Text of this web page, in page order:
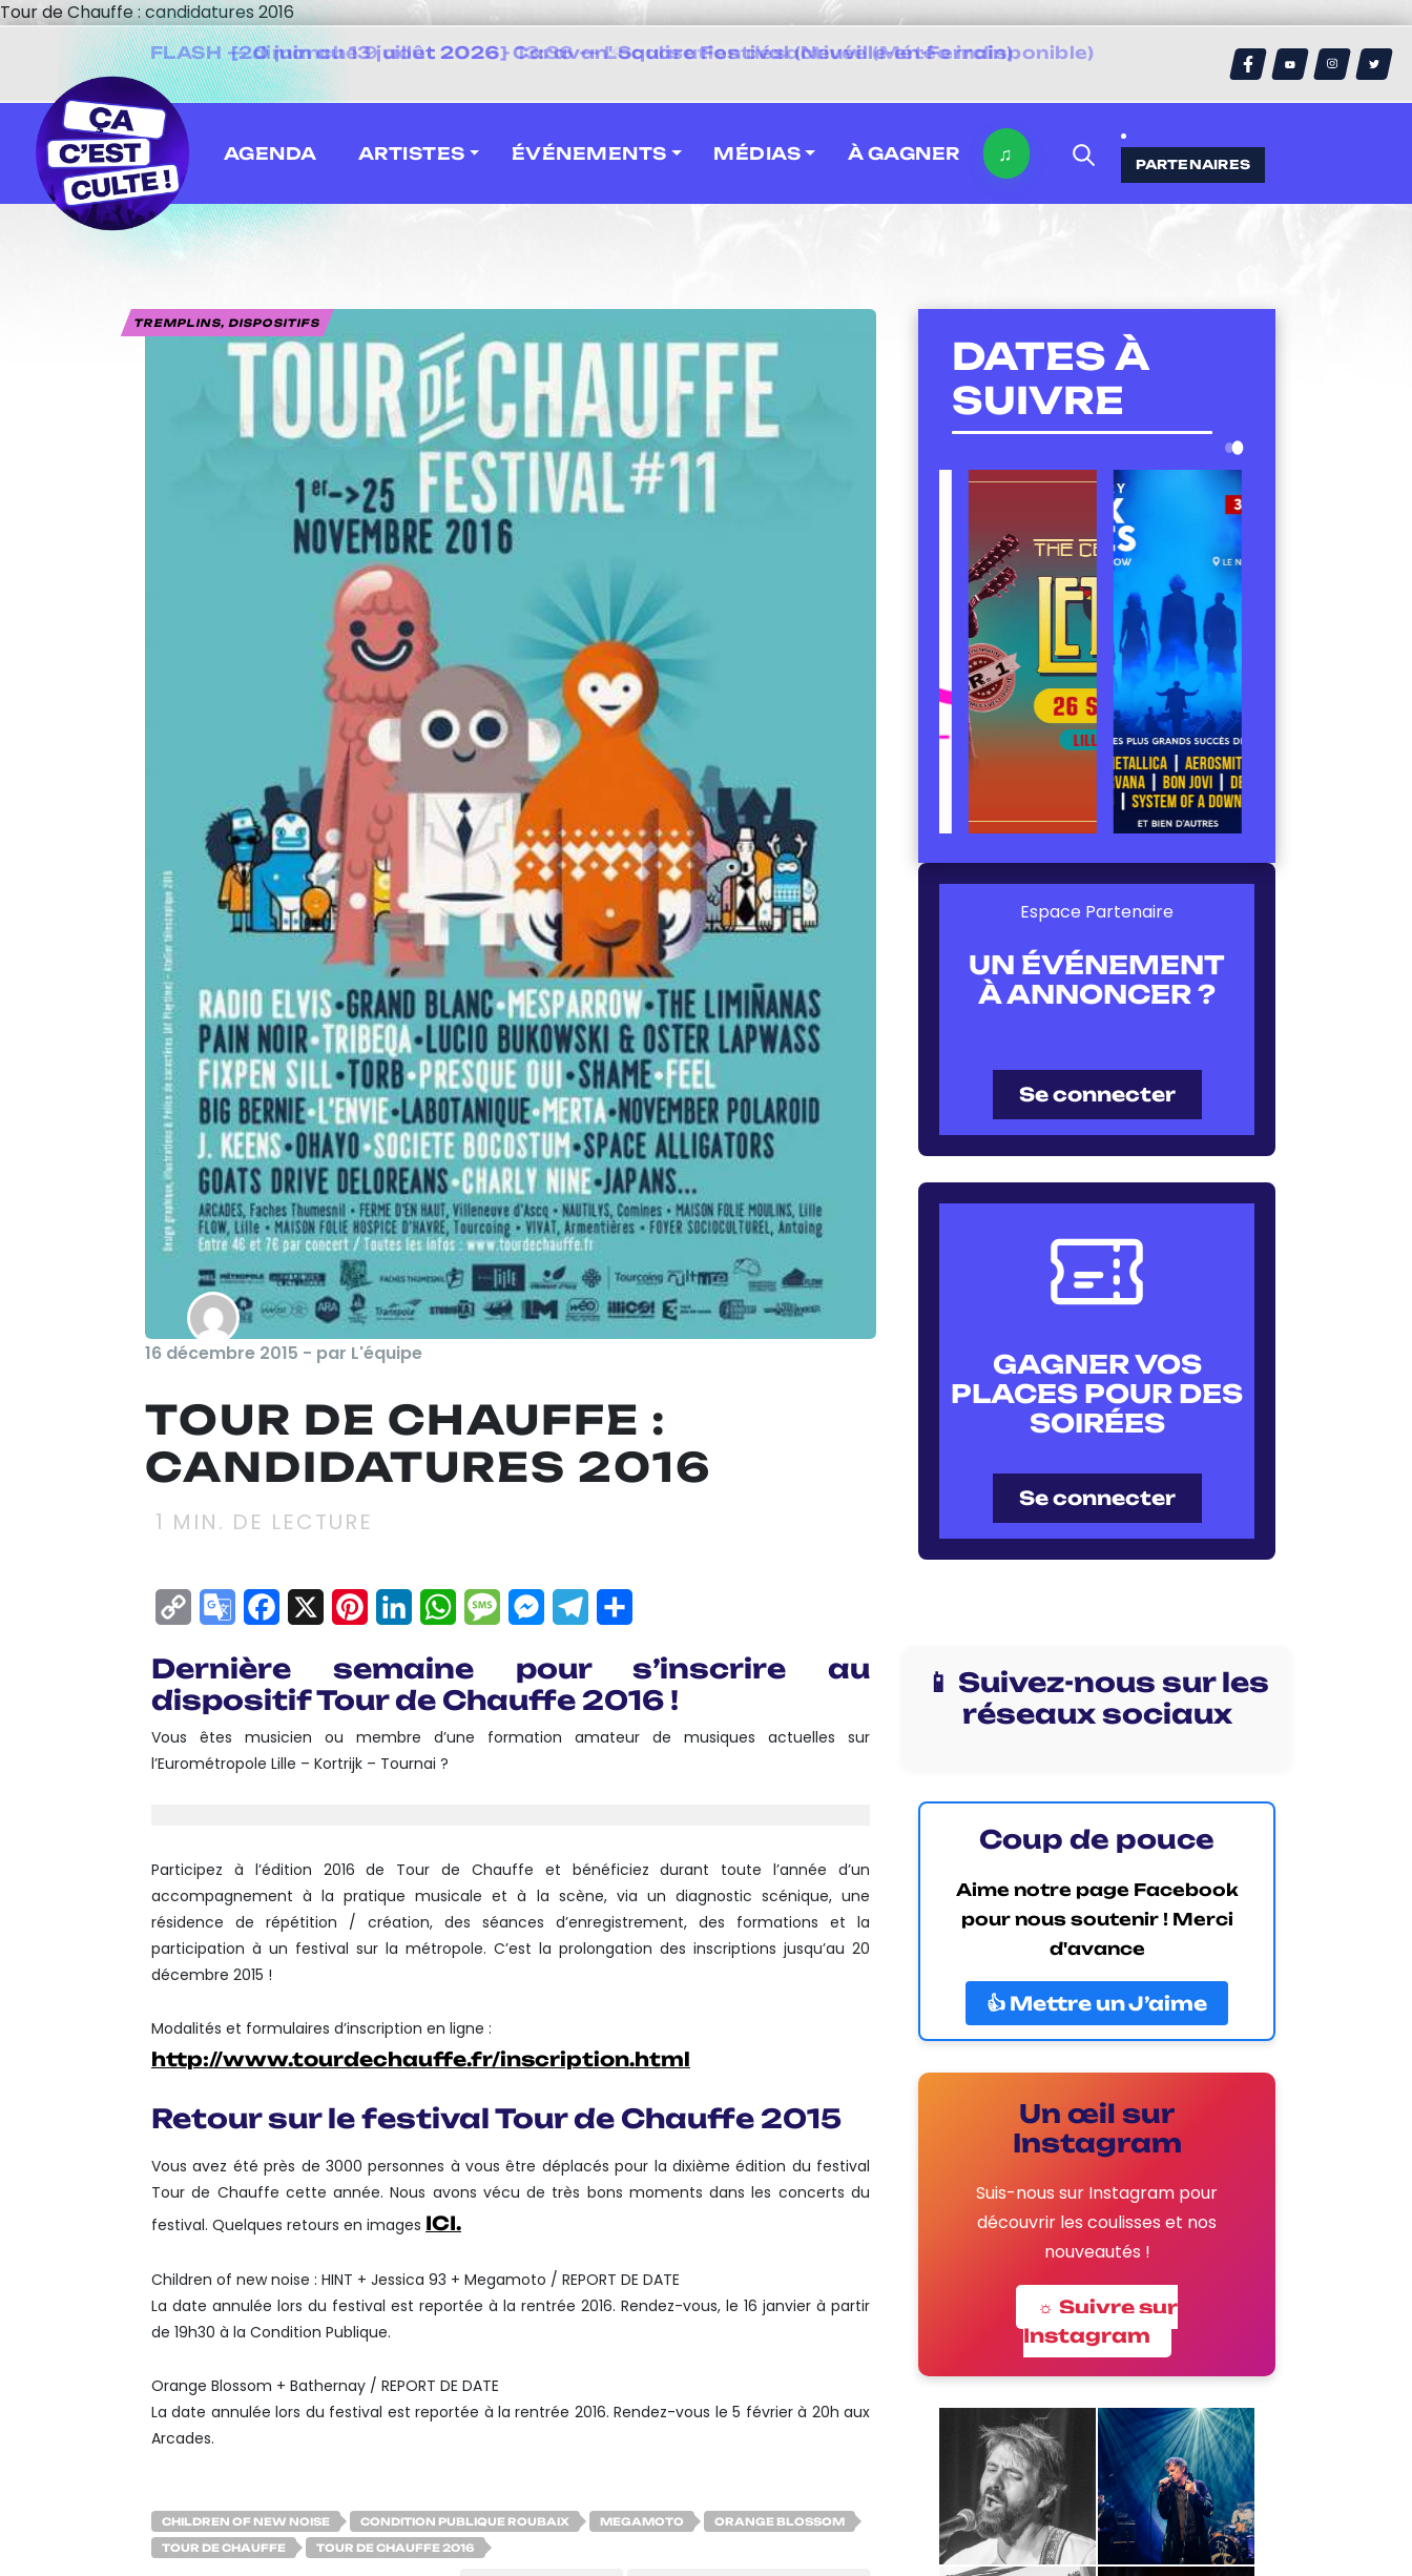
Tour de Chauffe : candidatures 2016
[20 juin au 13 juillet 2026] Caravan' Square Festival (Neuville-en-Ferrain)
AGENDA ARTISTES ÉVÉNEMENTS MÉDIAS À GAGNER ♫ PARTENAIRES
TREMPLINS, DISPOSITIFS
16 décembre 2015 - par L'équipe
TOUR DE CHAUFFE :
CANDIDATURES 2016
1 MIN. DE LECTURE
Copy GoogleFacebook
X Pinterest
LinkedInWhatsApp
MessageMessenger
Telegram
Dernière semaine pour s’inscrire au
dispositif Tour de Chauffe 2016 !
Vous êtes musicien ou membre d’une formation amateur de musiques actuelles sur
l’Eurométropole Lille – Kortrijk – Tournai ?
Participez à l’édition 2016 de Tour de Chauffe et bénéficiez durant toute l’année d’un
accompagnement à la pratique musicale et à la scène, via un diagnostic scénique, une
résidence de répétition / création, des séances d’enregistrement, des formations et la
participation à un festival sur la métropole. C’est la prolongation des inscriptions jusqu’au 20
décembre 2015 !
Modalités et formulaires d’inscription en ligne :
http://www.tourdechauffe.fr/inscription.html
Retour sur le festival Tour de Chauffe 2015
Vous avez été près de 3000 personnes à vous être déplacés pour la dixième édition du festival
Tour de Chauffe cette année. Nous avons vécu de très bons moments dans les concerts du
festival. Quelques retours en images ICI.
Children of new noise : HINT + Jessica 93 + Megamoto / REPORT DE DATE
La date annulée lors du festival est reportée à la rentrée 2016. Rendez-vous, le 16 janvier à partir
de 19h30 à la Condition Publique.
Orange Blossom + Bathernay / REPORT DE DATE
La date annulée lors du festival est reportée à la rentrée 2016. Rendez-vous le 5 février à 20h aux
Arcades.
CHILDREN OF NEW NOISE CONDITION PUBLIQUE ROUBAIX MEGAMOTO ORANGE BLOSSOM
TOUR DE CHAUFFE TOUR DE CHAUFFE 2016
DATES À
SUIVRE
Espace Partenaire
UN ÉVÉNEMENT
À ANNONCER ?
Se connecter
GAGNER VOS
PLACES POUR DES
SOIRÉES
Se connecter
📱 Suivez-nous sur les
réseaux sociaux
Coup de pouce
Aime notre page Facebook
pour nous soutenir ! Merci
d'avance
👍 Mettre un J’aime
Un œil sur
Instagram
Suis-nous sur Instagram pour
découvrir les coulisses et nos
nouveautés !
☼ Suivre sur
Instagram